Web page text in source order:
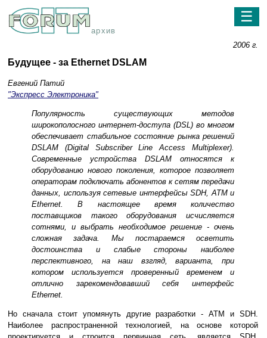
архив
☰
2006 г.
Будущее - за Ethernet DSLAM
Евгений Патий
"Экспресс Электроника"
Популярность существующих методов
широкополосного интернет-доступа (DSL) во многом
обеспечивает стабильное состояние рынка решений
DSLAM (Digital Subscriber Line Access Multiplexer).
Современные устройства DSLAM относятся к
оборудованию нового поколения, которое позволяет
операторам подключать абонентов к сетям передачи
данных, используя сетевые интерфейсы SDH, ATM и
Ethernet. В настоящее время количество
поставщиков такого оборудования исчисляется
сотнями, и выбрать необходимое решение - очень
сложная задача. Мы постараемся осветить
достоинства и слабые стороны наиболее
перспективного, на наш взгляд, варианта, при
котором используется проверенный временем и
отлично зарекомендовавший себя интерфейс
Ethernet.
Но сначала стоит упомянуть другие разработки - ATM и SDH.
Наиболее распространенной технологией, на основе которой